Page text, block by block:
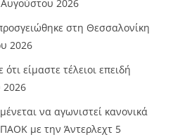
2026
στη Θεσσαλονίκη
2026
είμαστε τέλειοι επειδή
2026
να αγωνιστεί κανονικά
με την Άντερλεχτ 5